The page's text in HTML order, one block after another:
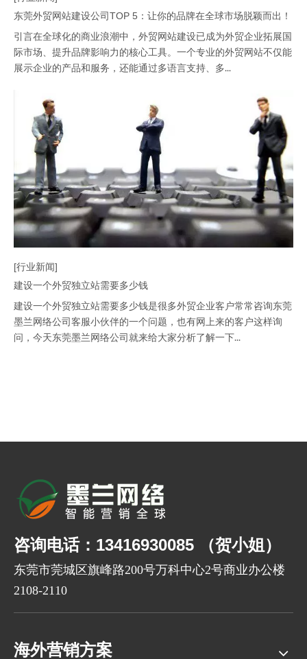
东莞外贸网站建设公司TOP 5：让你的品牌在全球市场脱颖而出！
引言在全球化的商业浪潮中，外贸网站建设已成为外贸企业拓展国
际市场、提升品牌影响力的核心工具。一个专业的外贸网站不仅能
展示企业的产品和服务，还能通过多语言支持、多...
[行业新闻]
建设一个外贸独立站需要多少钱
建设一个外贸独立站需要多少钱是很多外贸企业客户常常咨询东莞
墨兰网络公司客服小伙伴的一个问题，也有网上来的客户这样询
问，今天东莞墨兰网络公司就来给大家分析了解一下...
咨询电话：13416930085 （贺小姐）
东莞市莞城区旗峰路200号万科中心2号商业办公楼
2108-2110
海外营销方案